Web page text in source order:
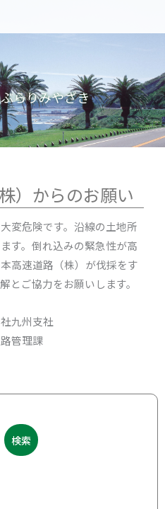
らりみやざき
）からのお願い
変危険です。沿線の土地所
す。倒れ込みの緊急性が高
高速道路（株）が伐採をす
とご協力をお願いします。
社九州支社
管理課
検索